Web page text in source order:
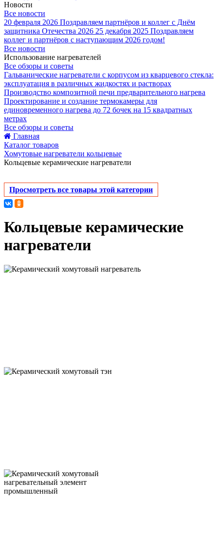
Новости
Все новости
20 февраля 2026 Поздравляем партнёров и коллег с Днём
защитника Отечества 2026 25 декабря 2025 Поздравляем
коллег и партнёров с наступающим 2026 годом!
Все новости
Использование нагревателей
Все обзоры и советы
Гальванические нагреватели с корпусом из кварцевого стекла:
эксплуатация в различных жидкостях и растворах
Производство композитной печи предварительного нагрева
Проектирование и создание термокамеры для
единовременного нагрева до 72 бочек на 15 квадратных
метрах
Все обзоры и советы
Главная
Каталог товаров
Хомутовые нагреватели кольцевые
Кольцевые керамические нагреватели
Просмотреть все товары этой категории
Кольцевые керамические
нагреватели